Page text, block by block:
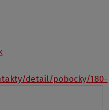
detail/pobocky/180-